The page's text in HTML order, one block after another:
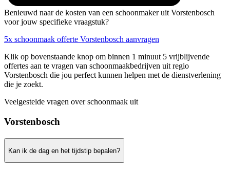
Benieuwd naar de kosten van een schoonmaker uit Vorstenbosch
voor jouw specifieke vraagstuk?
5x schoonmaak offerte Vorstenbosch aanvragen
Klik op bovenstaande knop om binnen 1 minuut 5 vrijblijvende
offertes aan te vragen van schoonmaakbedrijven uit regio
Vorstenbosch die jou perfect kunnen helpen met de dienstverlening
die je zoekt.
Veelgestelde vragen over schoonmaak uit
Vorstenbosch
Kan ik de dag en het tijdstip bepalen?